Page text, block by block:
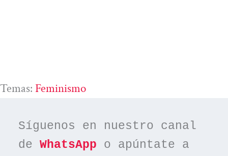
Temas: Feminismo
Síguenos en nuestro canal
de WhatsApp o apúntate a